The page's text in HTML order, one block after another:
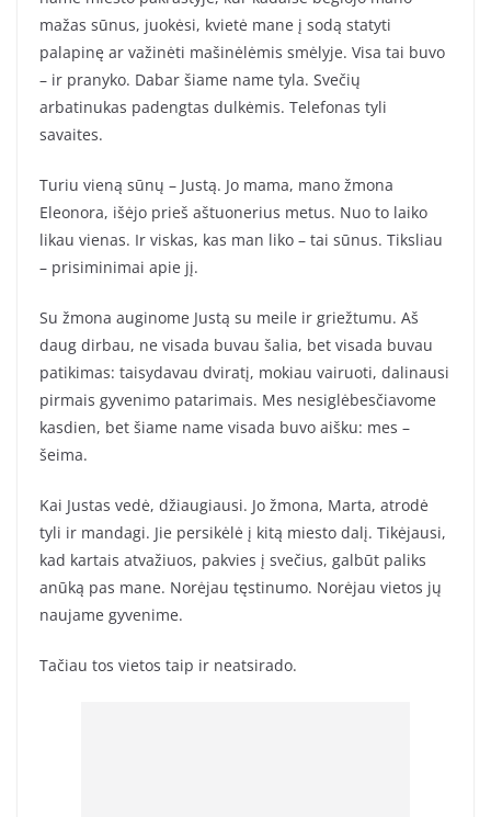
mažas sūnus, juokėsi, kvietė mane į sodą statyti
palapinę ar važinėti mašinėlėmis smėlyje. Visa tai buvo
– ir pranyko. Dabar šiame name tyla. Svečių
arbatinukas padengtas dulkėmis. Telefonas tyli
savaites.
Turiu vieną sūnų – Justą. Jo mama, mano žmona
Eleonora, išėjo prieš aštuonerius metus. Nuo to laiko
likau vienas. Ir viskas, kas man liko – tai sūnus. Tiksliau
– prisiminimai apie jį.
Su žmona auginome Justą su meile ir griežtumu. Aš
daug dirbau, ne visada buvau šalia, bet visada buvau
patikimas: taisydavau dviratį, mokiau vairuoti, dalinausi
pirmais gyvenimo patarimais. Mes nesiglėbesčiavome
kasdien, bet šiame name visada buvo aišku: mes –
šeima.
Kai Justas vedė, džiaugiausi. Jo žmona, Marta, atrodė
tyli ir mandagi. Jie persikėlė į kitą miesto dalį. Tikėjausi,
kad kartais atvažiuos, pakvies į svečius, galbūt paliks
anūką pas mane. Norėjau tęstinumo. Norėjau vietos jų
naujame gyvenime.
Tačiau tos vietos taip ir neatsirado.